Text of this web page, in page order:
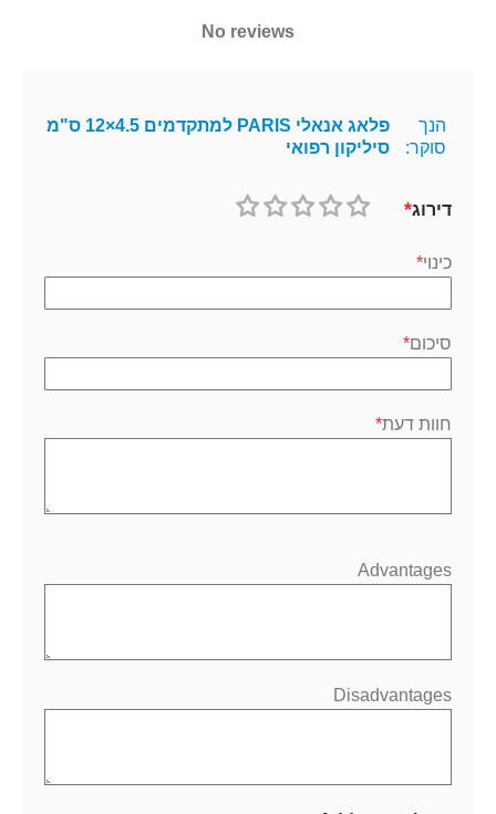
No reviews
הנך
סוקר:
פלאג אנאלי PARIS למתקדמים 4.5×12 ס"מ
סיליקון רפואי
דירוג
כינוי
סיכום
חוות דעת
Advantages
Disadvantages